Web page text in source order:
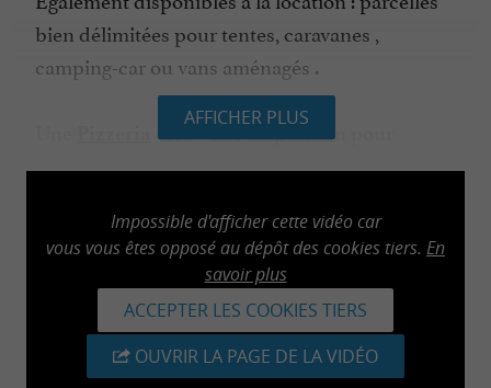
bien délimitées pour tentes, caravanes ,
camping-car ou vans aménagés .
est à votre disposition pour
mangersur placeouà emporter.
Nous serons heureux de vous accueillir et
contribuer à ce que vos vacances dans les
soient mémorables.
Paiement PAYLINE - CB - ANCV - Espèce
AFFICHER PLUS
Impossible d'afficher cette vidéo car
vous vous êtes opposé au dépôt des cookies tiers. En
savoir plus
ACCEPTER LES COOKIES TIERS
OUVRIR LA PAGE DE LA VIDÉO